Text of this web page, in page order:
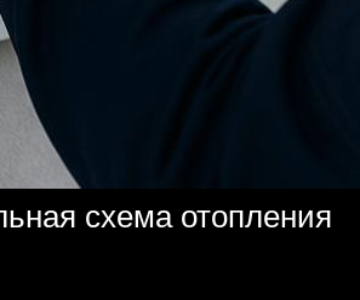
схема отопления